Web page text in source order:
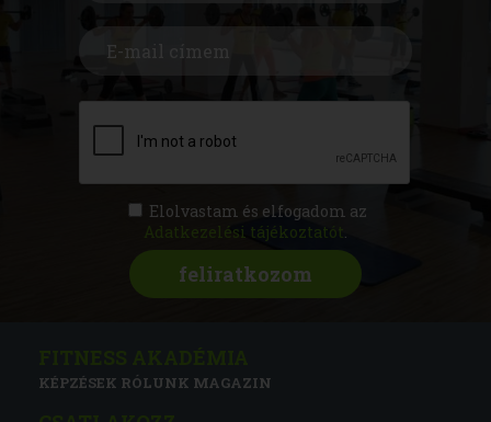
Elolvastam és elfogadom az
Adatkezelési tájékoztatót
KÉPZÉSEK RÓLUNK MAGAZIN